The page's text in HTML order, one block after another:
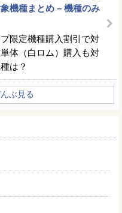
機種まとめ – 機種のみ
限定機種購入割引で対
体（白ロム）購入も対
は？
ぶ見る